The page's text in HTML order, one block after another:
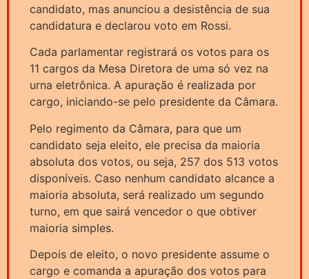
candidato, mas anunciou a desistência de sua
candidatura e declarou voto em Rossi.
Cada parlamentar registrará os votos para os
11 cargos da Mesa Diretora de uma só vez na
urna eletrônica. A apuração é realizada por
cargo, iniciando-se pelo presidente da Câmara.
Pelo regimento da Câmara, para que um
candidato seja eleito, ele precisa da maioria
absoluta dos votos, ou seja, 257 dos 513 votos
disponíveis. Caso nenhum candidato alcance a
maioria absoluta, será realizado um segundo
turno, em que sairá vencedor o que obtiver
maioria simples.
Depois de eleito, o novo presidente assume o
cargo e comanda a apuração dos votos para